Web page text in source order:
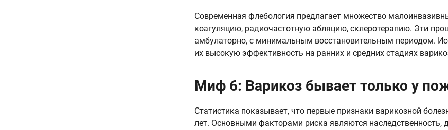
Современная флебология предлагает множество
коагуляцию, радиочастотную абляцию, склеротерапию. Эти
амбулаторно, с минимальным восстановительным периодом.
их высокую эффективность на ранних и средних стадиях
Миф 6: Варикоз бывает только у
Статистика показывает, что первые признаки варикозной
лет. Основными факторами риска являются наследственность,